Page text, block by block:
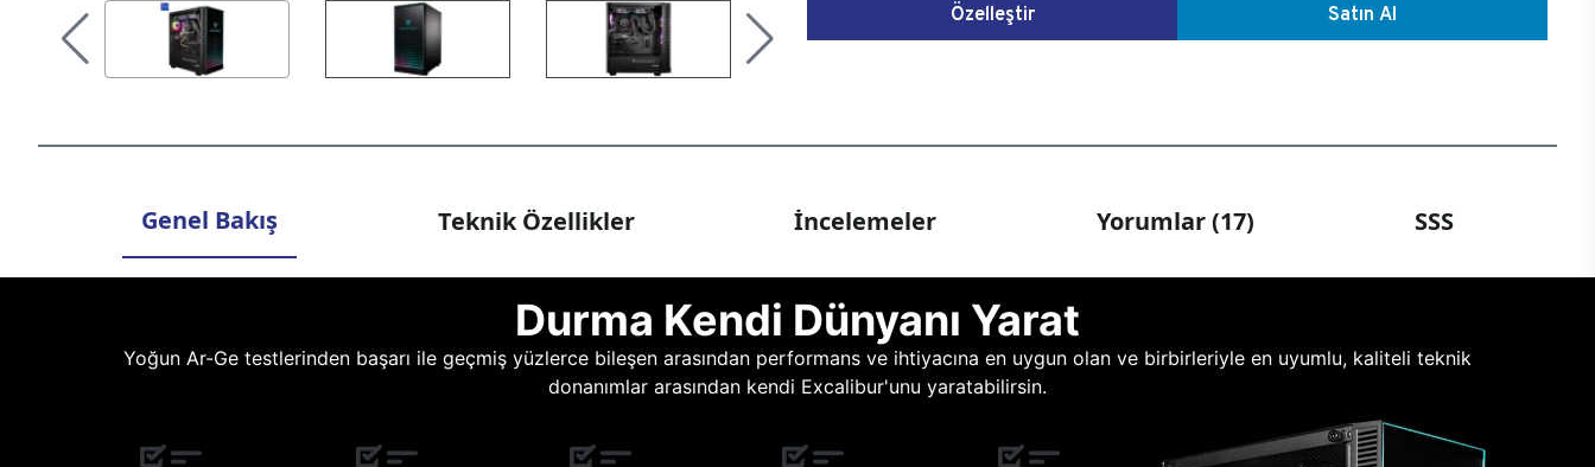
Özelleştir Satın Al
Genel Bakış Teknik Özellikler İncelemeler Yorumlar (17) SSS
Durma Kendi Dünyanı Yarat
Yoğun Ar-Ge testlerinden başarı ile geçmiş yüzlerce bileşen arasından performans ve ihtiyacına en uygun olan ve birbirleriyle en uyumlu, kaliteli teknik
donanımlar arasından kendi Excalibur'unu yaratabilirsin.